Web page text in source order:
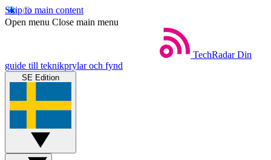
Skip to main content
Open menu Close main menu
TechRadar Din
guide till teknikprylar och fynd
SE Edition